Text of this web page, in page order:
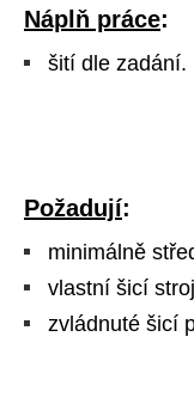
Náplň práce:
šití dle zadání.
Požadují:
minimálně
vlastní šicí
zvládnuté šicí